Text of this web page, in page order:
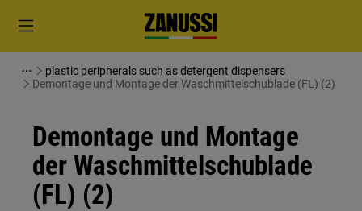
plastic peripherals such as detergent dispensers
Demontage und Montage der Waschmittelschublade (FL) (2)
Demontage und Montage
der Waschmittelschublade
(FL) (2)